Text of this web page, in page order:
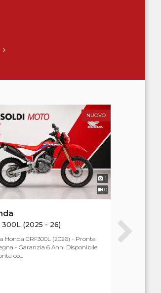
NUOVO
1
0
300L (2025 - 26)
Honda CRF300L (2026) - Pronta
- Garanzia 6 Anni Disponibile
co...